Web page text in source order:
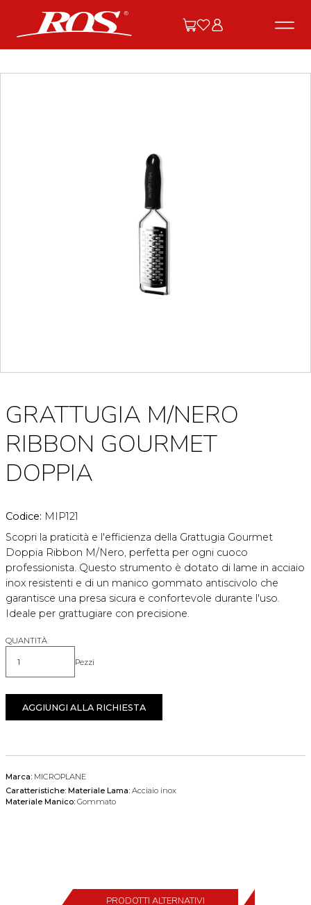
GRATTUGIA M/NERO
RIBBON GOURMET
DOPPIA
Codice: MIP121
Scopri la praticità e l'efficienza della Grattugia Gourmet
Doppia Ribbon M/Nero, perfetta per ogni cuoco
professionista. Questo strumento è dotato di lame in acciaio
inox resistenti e di un manico gommato antiscivolo che
garantisce una presa sicura e confortevole durante l'uso.
Ideale per grattugiare con precisione.
QUANTITÀ
Quantità Pezzi
AGGIUNGI ALLA RICHIESTA
Marca: MICROPLANE
Caratteristiche: Materiale Lama: Acciaio inox
Materiale Manico: Gommato
PRODOTTI ALTERNATIVI